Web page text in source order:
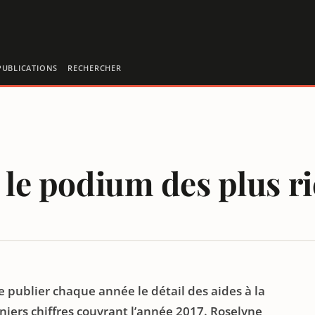
RECHERCHER
le podium des plus
SUBVENTIONNÉS SONT SOUVENT LES PLUS RICHES
chaque année le détail des aides à la
chiffres couvrant l’année 2017. Roselyne